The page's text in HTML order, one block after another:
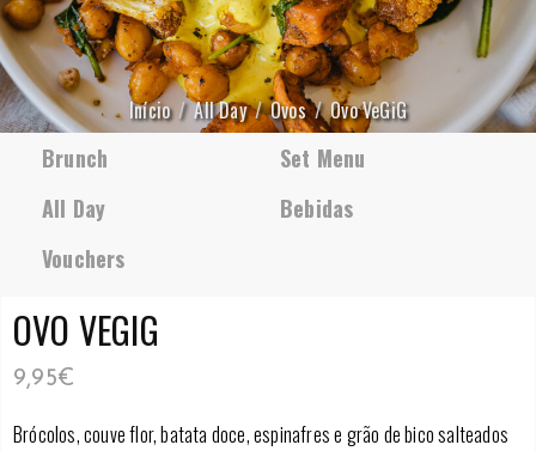
Início All Day Ovos Ovo VeGiG
Brunch
Set Menu
All Day
Bebidas
Vouchers
OVO VEGIG
9,95€
Brócolos, couve flor, batata doce, espinafres e grão de bico salteados